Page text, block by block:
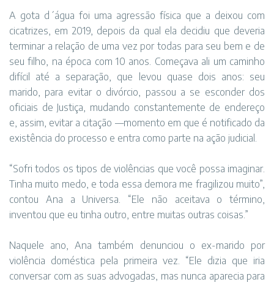
A gota d´água foi uma agressão física que a deixou com
cicatrizes, em 2019, depois da qual ela decidiu que deveria
terminar a relação de uma vez por todas para seu bem e de
seu filho, na época com 10 anos. Começava ali um caminho
difícil até a separação, que levou quase dois anos: seu
marido, para evitar o divórcio, passou a se esconder dos
oficiais de Justiça, mudando constantemente de endereço
e, assim, evitar a citação —momento em que é notificado da
existência do processo e entra como parte na ação judicial.
“Sofri todos os tipos de violências que você possa imaginar.
Tinha muito medo, e toda essa demora me fragilizou muito”,
contou Ana a Universa. “Ele não aceitava o término,
inventou que eu tinha outro, entre muitas outras coisas.”
Naquele ano, Ana também denunciou o ex-marido por
violência doméstica pela primeira vez. “Ele dizia que iria
conversar com as suas advogadas, mas nunca aparecia para